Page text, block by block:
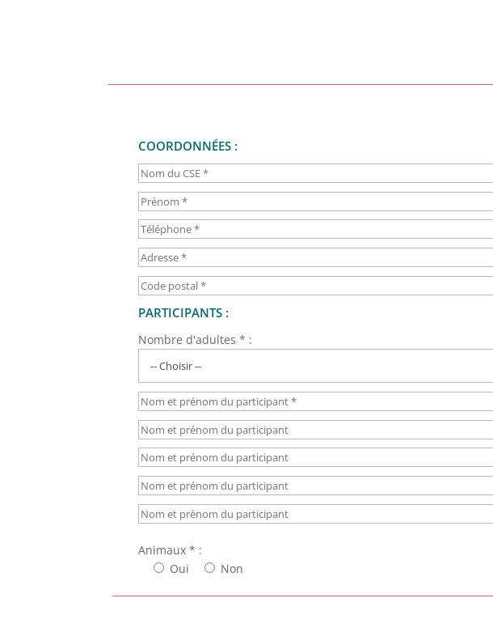
COORDONNÉES :
PARTICIPANTS :
Nombre d'adultes * :
Animaux * :
Oui
Non